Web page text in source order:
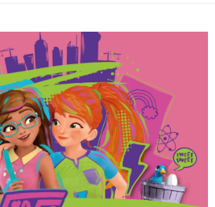
單，「大哥付你分期」於每月結算日後寄送繳費提
後，可選擇「超商條碼／台灣大直營門市／銀行轉
MONEY」等通路繳費。
大股份有限公司」（以下簡稱本公司）所提供，讓
本服務購買商品或服務，並由商店將買賣／分期付款
司後，依約使用本公司帳單繳交帳款。
哥付你分期」之契約關係目的，商店將以您的個人
或地址）提供予台灣大哥大進項蒐集、處理及利用，
分期帳單所需資料之確認、核對及更正。
詳閱以下連結：https://oppay.tw/userRule
結帳流程】
先享後付」後，將跳轉至「AFTEE先享後付」
證並確認金額後，即可完成結帳。
您將收到繳費通知簡訊。
後14天內，點擊此簡訊中的連結，可透過四大超商／
元方式進行付款，方視為交易完成。
當下不需立刻繳費，但若您需要取消訂單，請聯絡
家同意取消之訂單仍視為有效，需透過AFTEE先享
AFTEE先享後付 」之結帳頁面顯示為準，若有關於
取消欲退款等相關疑問，請聯繫「AFTEE先享後付
support/home
含以上)免運費
查看運費